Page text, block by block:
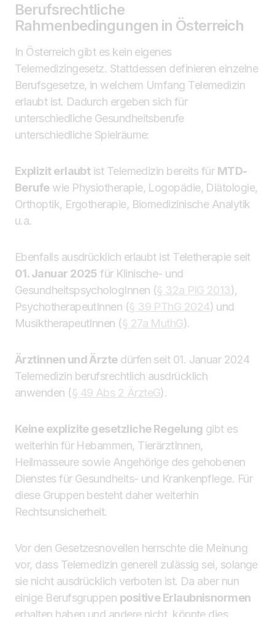
Berufsrechtliche
Rahmenbedingungen in Österreich
In Österreich gibt es kein eigenes
Telemedizingesetz. Stattdessen definieren einzelne
Berufsgesetze, in welchem Umfang Telemedizin
erlaubt ist. Dadurch ergeben sich für
unterschiedliche Gesundheitsberufe
unterschiedliche Spielräume:
Explizit erlaubtist Telemedizin bereits für MTD-
Berufewie Physiotherapie, Logopädie, Diätologie,
Orthoptik, Ergotherapie, Biomedizinische Analytik
u.a.
Ebenfalls ausdrücklich erlaubt ist Teletherapie seit
01. Januar 2025 für Klinische- und
GesundheitspsychologInnen (§ 32a PlG 2013),
PsychotherapeutInnen (§ 39 PThG 2024) und
MusiktherapeutInnen (§ 27a MuthG).
Ärztinnen und Ärztedürfen seit 01. Januar 2024
Telemedizin berufsrechtlich ausdrücklich
anwenden (§ 49 Abs 2 ÄrzteG).
Keine explizite gesetzliche Regelung gibt es
weiterhin für Hebammen, TierärztInnen,
Heilmasseure sowie Angehörige des gehobenen
Dienstes für Gesundheits- und Krankenpflege. Für
diese Gruppen besteht daher weiterhin
Rechtsunsicherheit.
Vor den Gesetzesnovellen herrschte die Meinung
vor, dass Telemedizin generell zulässig sei, solange
sie nicht ausdrücklich verboten ist. Da aber nun
einige Berufsgruppen positive Erlaubnisnormen
erhalten haben und andere nicht, könnte dies